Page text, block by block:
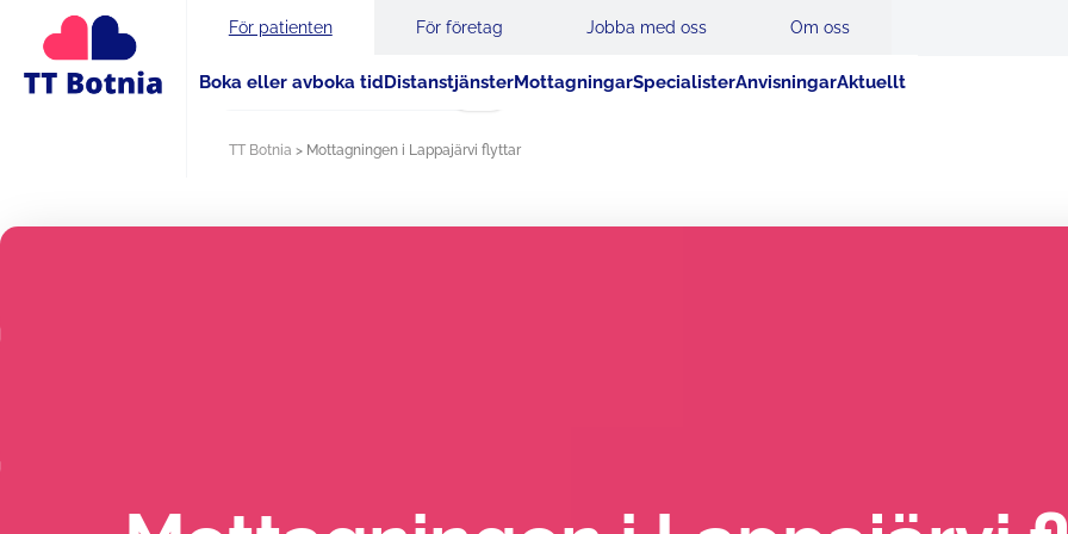
För patienten För företag Jobba med oss Om oss
Boka eller avboka tidDistanstjänsterMottagningarSpecialisterAnvisningarAktuellt
Sök
TT Botnia > Mottagningen i Lappajärvi flyttar